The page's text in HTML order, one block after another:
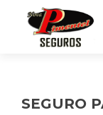
SEGURO